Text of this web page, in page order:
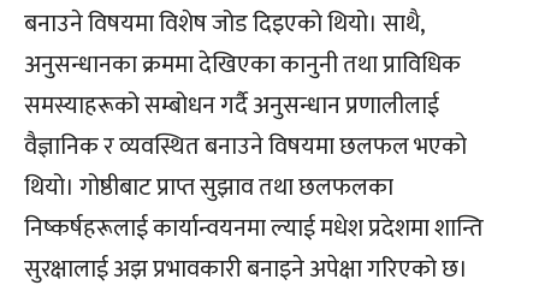
बनाउने विषयमा विशेष जोड दिइएको थियो। साथै,
अनुसन्धानका क्रममा देखिएका कानुनी तथा प्राविधिक
समस्याहरूको सम्बोधन गर्दै अनुसन्धान प्रणालीलाई
वैज्ञानिक र व्यवस्थित बनाउने विषयमा छलफल भएको
थियो। गोष्ठीबाट प्राप्त सुझाव तथा छलफलका
निष्कर्षहरूलाई कार्यान्वयनमा ल्याई मधेश प्रदेशमा शान्ति
सुरक्षालाई अझ प्रभावकारी बनाइने अपेक्षा गरिएको छ।